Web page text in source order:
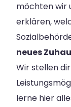
möchten wir
erklären,
neues
Wir stellen
lerne hier